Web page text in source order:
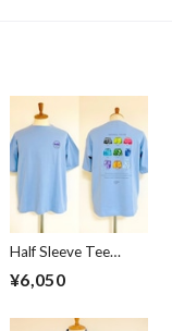
Half Sleeve Tee
Imperial Trunk by
Lefty Art Blue
¥6,050